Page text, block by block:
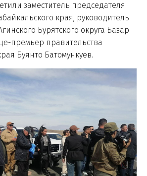
заместитель председателя
края, руководитель
Бурятского округа Базар
премьер правительства
Буянто Батомункуев.